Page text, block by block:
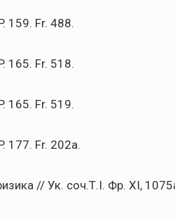
159. Fr. 488.
165. Fr. 518.
165. Fr. 519.
177. Fr. 202a.
// Ук. соч.Т.I. Фр. XI,